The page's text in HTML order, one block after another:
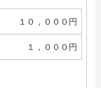
１０，０００円
１，０００円